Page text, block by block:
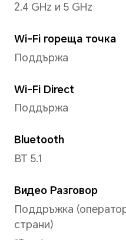
Резолюция
Поддържа
видеото
снимане.
Задна
Поддържа